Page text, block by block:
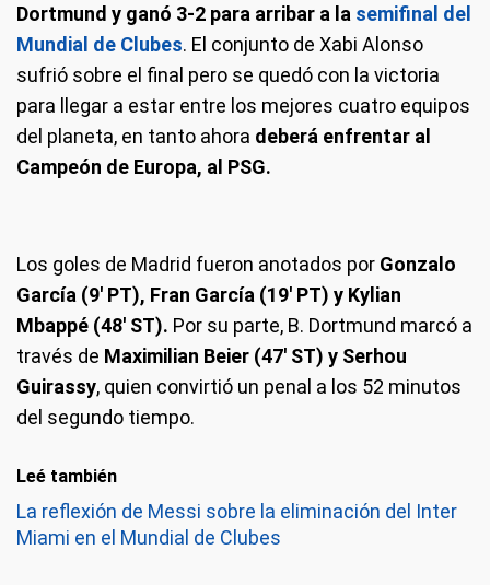
Dortmund y ganó 3-2 para arribar a la semifinal del
Mundial de Clubes. El conjunto de Xabi Alonso
sufrió sobre el final pero se quedó con la victoria
para llegar a estar entre los mejores cuatro equipos
del planeta, en tanto ahora deberá enfrentar al
Campeón de Europa, al PSG.
Los goles de Madrid fueron anotados por Gonzalo
García (9′ PT), Fran García (19′ PT) y Kylian
Mbappé (48′ ST). Por su parte, B. Dortmund marcó a
través de Maximilian Beier (47′ ST) y Serhou
Guirassy, quien convirtió un penal a los 52 minutos
del segundo tiempo.
Leé también
La reflexión de Messi sobre la eliminación del Inter
Miami en el Mundial de Clubes